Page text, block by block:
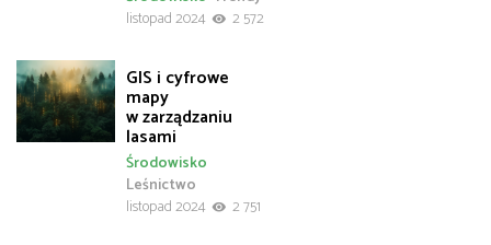
listopad 2024
2 572
GIS i cyfrowe
mapy
w zarządzaniu
lasami
Leśnictwo
Środowisko
listopad 2024
2 751